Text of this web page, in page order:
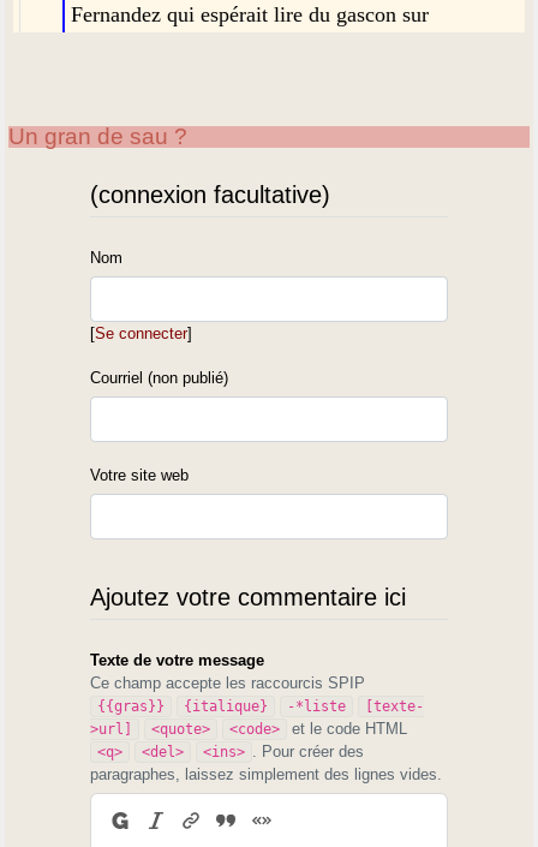
Fernandez qui espérait lire du gascon sur
béarnais graphie occitane pendant une
préparer ma thèse, je me suis aperçu que
souhaitais reprendre de mes écrits.
Dès lors, je n'ai plus écrit qu'en français.
C'est le seul moyen d'être lu par l'immense
majorité des gens intéressés, mai qui ne
comprennent pas une quelconque langue
d'oc.
Mais Fébus mort en 1391 l'avait compris,
français.
Et en 1906, la rédaction des
Biarn e Gascougne(Juin, p. 132)
s'excusait,auprès de ceux qui le lui
reprocheraient, de publier des pages en
français, parce parmi les 500 adhérents de
l'association « qu'en y a oumén ûe boune
Un gran de sau ?
(connexion facultative)
Nom
[Se connecter]
Courriel (non publié)
Votre site web
Ajoutez votre commentaire ici
Texte de votre message
Ce champ accepte les raccourcis SPIP
{{gras}} {italique} -*liste
[texte-
>url]
<quote> <code> et le code HTML
<q> <del> <ins>
. Pour créer des
paragraphes, laissez simplement des lignes vides.